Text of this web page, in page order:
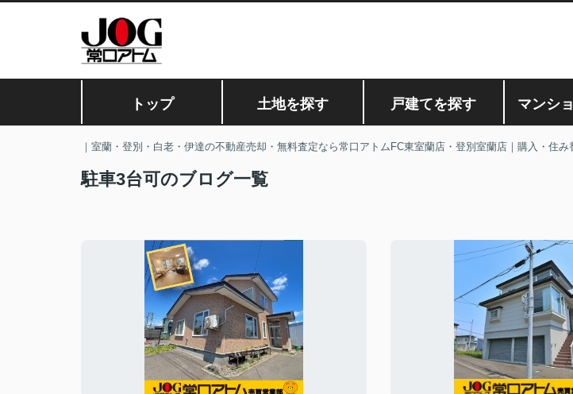
トップ 土地を探す 戸建てを探す マンシ
｜室蘭・登別・白老・伊達の不動産売却・無料査定なら常口アトムFC東室蘭店・登別室蘭店｜購入・住
駐車3台可のブログ一覧